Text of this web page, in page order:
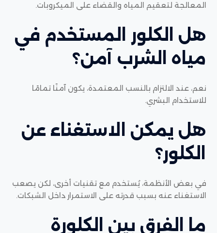
المعالجة لتعقيم المياه والقضاء على الميكروبات.
هل الكلور المستخدم في
مياه الشرب آمن؟
نعم، عند الالتزام بالنسب المعتمدة، يكون آمنًا تمامًا
للاستخدام البشري.
هل يمكن الاستغناء عن
الكلور؟
في بعض الأنظمة، يُستخدم مع تقنيات أخرى، لكن يصعب
الاستغناء عنه بسبب قدرته على الاستمرار داخل الشبكات.
ما الفرق بين الكلورة